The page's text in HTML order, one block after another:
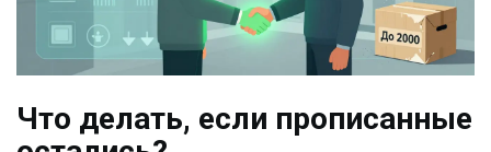
Что делать, если прописанные